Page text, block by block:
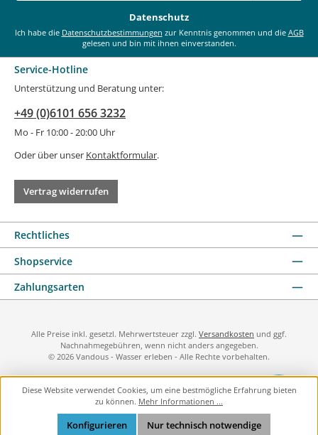
Datenschutz
Ich habe die Datenschutzbestimmungen zur Kenntnis genommen und die AGB
gelesen und bin mit ihnen einverstanden.
Service-Hotline
Unterstützung und Beratung unter:
+49 (0)6101 656 3232
Mo - Fr 10:00 - 20:00 Uhr
Oder über unser Kontaktformular.
Vertrag widerrufen
Rechtliches
Shopservice
Zahlungsarten
Alle Preise inkl. gesetzl. Mehrwertsteuer zzgl. Versandkosten und ggf.
Nachnahmegebühren, wenn nicht anders angegeben.
© 2026 Vandous - Wasser erleben - Alle Rechte vorbehalten.
Diese Website verwendet Cookies, um eine bestmögliche Erfahrung bieten
zu können. Mehr Informationen ...
Nur technisch notwendige
Konfigurieren